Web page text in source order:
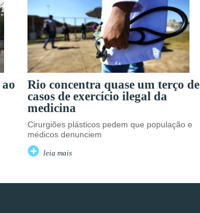
Rio concentra quase um terço de
casos de exercício ilegal da
medicina
Cirurgiões plásticos pedem que população e
médicos denunciem
leia mais